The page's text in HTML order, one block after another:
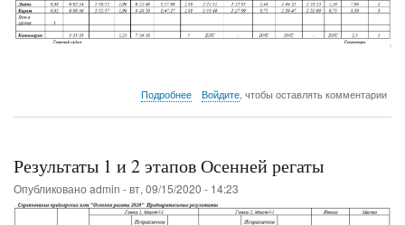
Подробнеео
Войдите, чтобы оставлять комментарии
Результаты 1 и 2 этапов Осенней регаты
Опубликовано admin -вт, 09/15/2020 - 14:23